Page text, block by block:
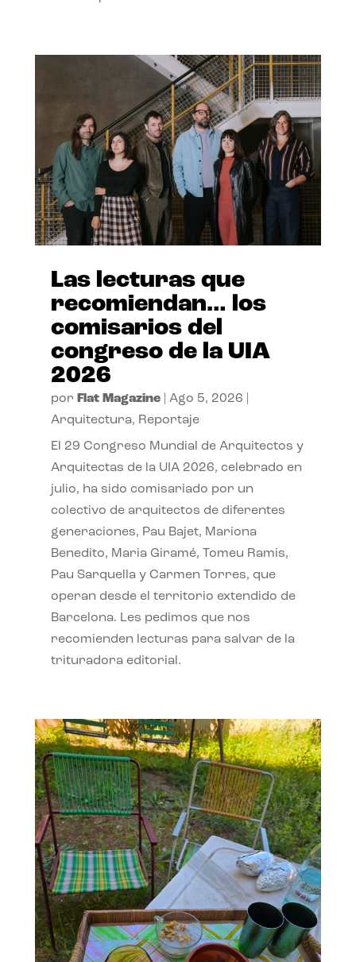
Las lecturas que
recomiendan… los
comisarios del
congreso de la UIA
2026
por Flat Magazine| Ago 5, 2026
Arquitectura, Reportaje
El 29 Congreso Mundial de Arquitectos y
Arquitectas de la UIA 2026, celebrado en
julio, ha sido comisariado por un
colectivo de arquitectos de diferentes
generaciones, Pau Bajet, Mariona
Benedito, Maria Giramé, Tomeu Ramis,
Pau Sarquella y Carmen Torres, que
operan desde el territorio extendido de
Barcelona. Les pedimos que nos
recomienden lecturas para salvar de la
trituradora editorial.